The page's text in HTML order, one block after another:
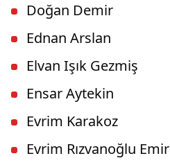
Doğan Demir
Ednan Arslan
Elvan Işık Gezmiş
Ensar Aytekin
Evrim Karakoz
Evrim Rızvanoğlu Emir